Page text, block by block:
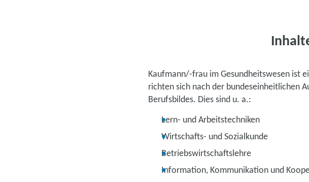
Kaufmann/-frau im Gesundheitswesen ist
richten sich nach der bundeseinheitlichen
Berufsbildes. Dies sind u. a.:
Lern- und Arbeitstechniken
Wirtschafts- und Sozialkunde
Betriebswirtschaftslehre
Information, Kommunikation und